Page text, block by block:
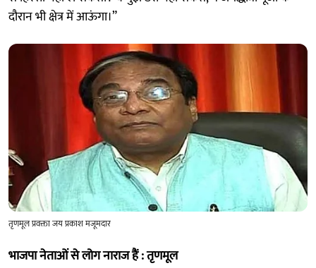
दौरान भी क्षेत्र में आऊंगा।”
तृणमूल प्रवक्ता जय प्रकाश मजूमदार
भाजपा नेताओं से लोग नाराज हैं : तृणमूल